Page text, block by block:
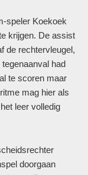
speler Koekoek
krijgen. De assist
de rechtervleugel,
had
te scoren maar
mag hier als
leer volledig
doorgaan